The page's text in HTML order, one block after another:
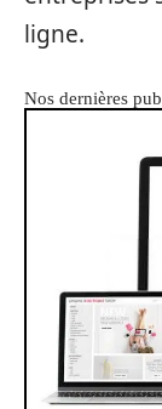
ligne.
Nos dernières